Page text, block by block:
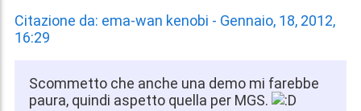
Citazione da: ema-wan kenobi - Gennaio, 18, 2012,
16:29
Scommetto che anche una demo mi farebbe
paura, quindi aspetto quella per MGS.